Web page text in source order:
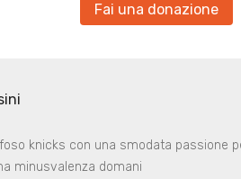
Fai una donazione
knicks con una smodata passione
minusvalenza domani